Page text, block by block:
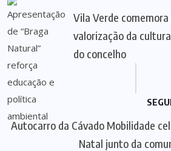
Vila Verde
valorização da
do concelho
Autocarro da Cávado Mobilidade
Natal junto da